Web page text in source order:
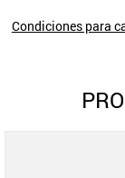
Condiciones para